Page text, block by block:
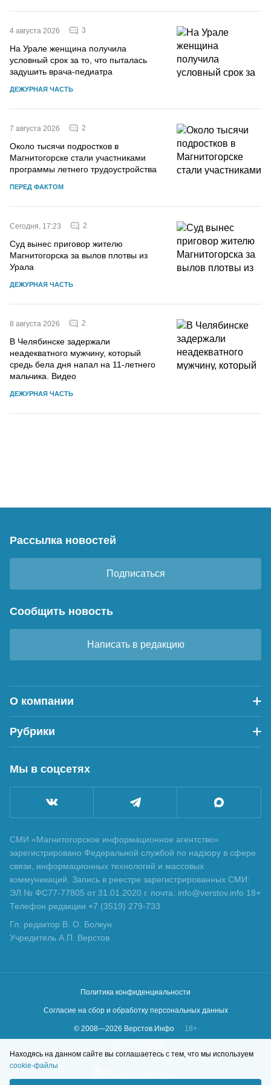
4 августа 2026 3
На Урале женщина получила
условный срок за то, что пыталась
задушить врача-педиатра
ДЕЖУРНАЯ ЧАСТЬ
7 августа 2026 2
Около тысячи подростков в
Магнитогорске стали участниками
программы летнего трудоустройства
ПЕРЕД ФАКТОМ
Сегодня, 17:23 2
Суд вынес приговор жителю
Магнитогорска за вылов плотвы из
Урала
ДЕЖУРНАЯ ЧАСТЬ
8 августа 2026 2
В Челябинске задержали
неадекватного мужчину, который
средь бела дня напал на 11-летнего
мальчика. Видео
ДЕЖУРНАЯ ЧАСТЬ
Рассылка новостей
Подписаться
Сообщить новость
Написать в редакцию
О компании
Рубрики
Мы в соцсетях
СМИ «Магнитогорское информационное агентство»
зарегистрировано Федеральной службой по надзору в сфере
связи, информационных технологий и массовых
коммуникаций. Запись в реестре зарегистрированных СМИ:
ЭЛ № ФС77-77805 от 31.01.2020 г. почта: info@verstov.info 18+
Телефон редакции +7 (3519) 279-733
Гл. редактор В. О. Болкун
Учредитель А.П. Верстов
Политика конфиденциальности
Согласие на сбор и обработку персональных данных
© 2008—2026 Верстов.Инфо
18+
Находясь на данном сайте вы соглашаетесь с тем, что мы используем
cookie-файлы